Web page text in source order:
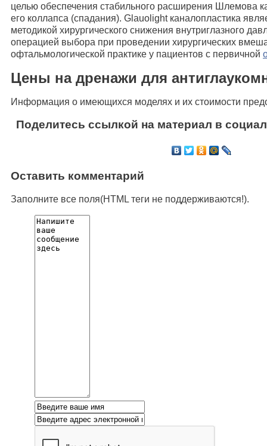
целью обеспечения стабильного расширения Шлемова
его коллапса (спадания). Glauolight каналопластика
методикой хирургического снижения внутриглазного
операцией выбора при проведении хирургических
офтальмологической практике у пациентов с первичной
Цены на дренажи для
Информация о имеющихся моделях и их стоимости
Поделитесь ссылкой на материал в
Оставить комментарий
Заполните все поля(HTML теги не поддерживаются!).